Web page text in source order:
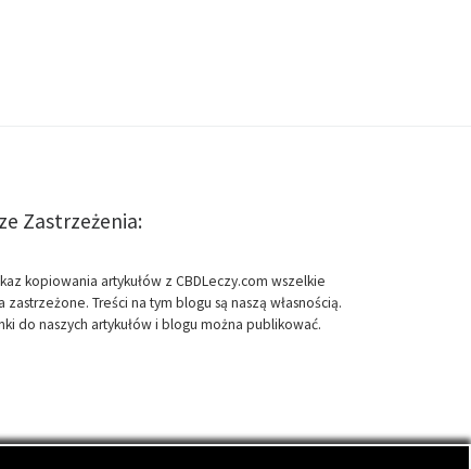
Zastrzeżenia:
kopiowania artykułów z CBDLeczy.com wszelkie
zastrzeżone. Treści na tym blogu są naszą własnością.
do naszych artykułów i blogu można publikować.